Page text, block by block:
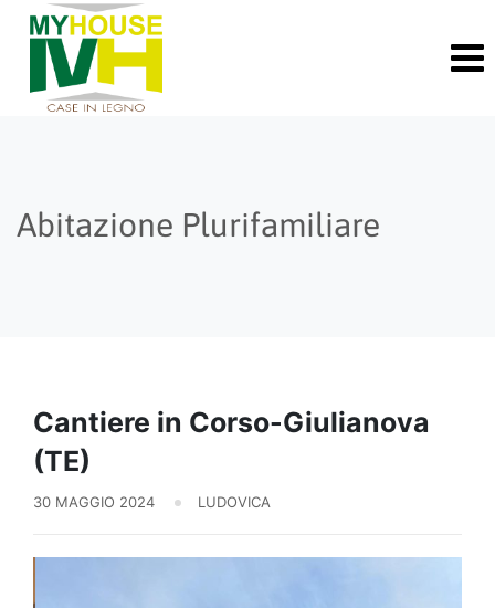
Skip
content
Abitazione Plurifamiliare
Cantiere in Corso-Giulianova
(TE)
30 MAGGIO 2024 LUDOVICA